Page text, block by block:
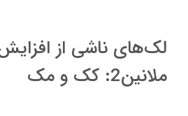
لک‌های ناشی از
ملانین2: کک و مک